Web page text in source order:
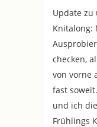
Update zu
Knitalong:
checken,
von vorne
fast
und ich
Frühlings